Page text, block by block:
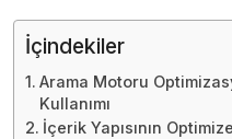
İçindekiler
Arama Motoru
Kullanımı
İçerik Yapısının